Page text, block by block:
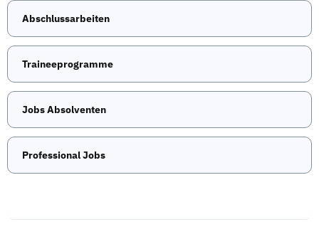
Abschlussarbeiten
Traineeprogramme
Jobs Absolventen
Professional Jobs